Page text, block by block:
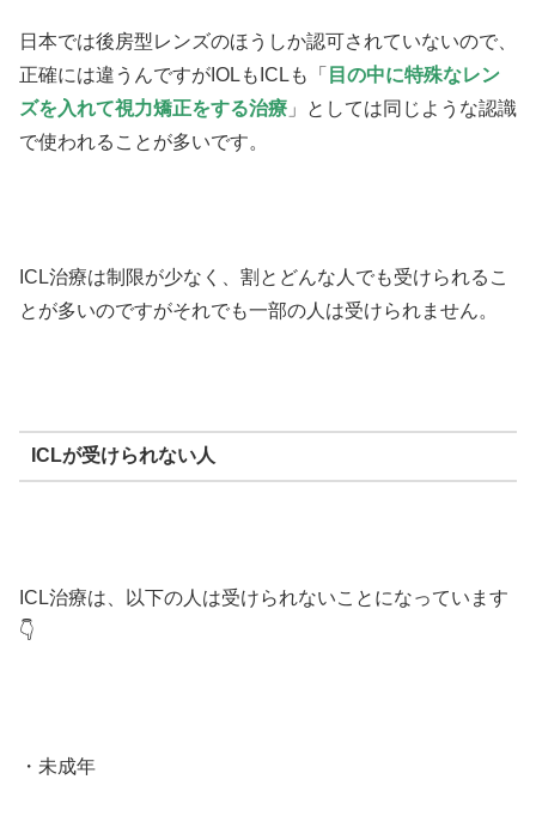
日本では後房型レンズのほうしか認可されていないので、
正確には違うんですがIOLもICLも「 目の中に特殊なレン
ズを入れて視力矯正をする治療 」としては同じような認識
で使われることが多いです。
ICL治療は制限が少なく、割とどんな人でも受けられるこ
とが多いのですがそれでも一部の人は受けられません。
ICLが受けられない人
ICL治療は、以下の人は受けられないことになっています
👇
・未成年